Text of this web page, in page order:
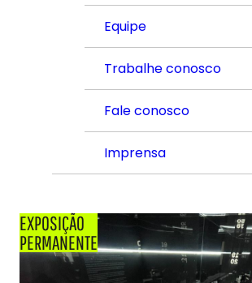
Equipe
Trabalhe conosco
Fale conosco
Imprensa
EXPOSIÇÃO
PERMANENTE